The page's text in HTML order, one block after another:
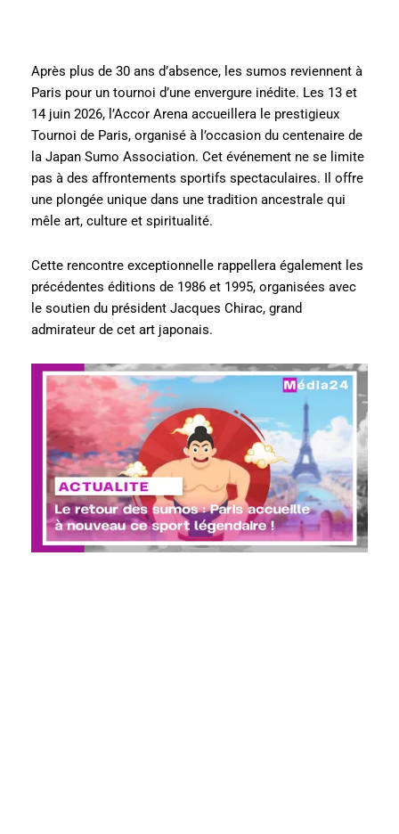
Après plus de 30 ans d’absence, les sumos reviennent à
Paris pour un tournoi d’une envergure inédite. Les 13 et
14 juin 2026, l’Accor Arena accueillera le prestigieux
Tournoi de Paris, organisé à l’occasion du centenaire de
la Japan Sumo Association. Cet événement ne se limite
pas à des affrontements sportifs spectaculaires. Il offre
une plongée unique dans une tradition ancestrale qui
mêle art, culture et spiritualité.
Cette rencontre exceptionnelle rappellera également les
précédentes éditions de 1986 et 1995, organisées avec
le soutien du président Jacques Chirac, grand
admirateur de cet art japonais.